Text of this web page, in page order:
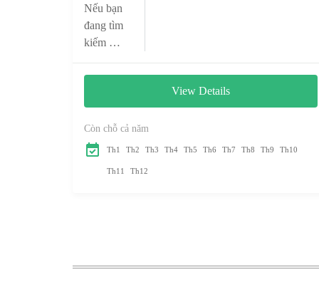
Nếu bạn
đang tìm
kiếm một
du lịch
gũi với
thiên
nhiên,
triển du
View Details
Còn chỗ cả năm
Th1 Th2 Th3 Th4 Th5 Th6 Th7 Th8 Th9 Th10
Th11 Th12